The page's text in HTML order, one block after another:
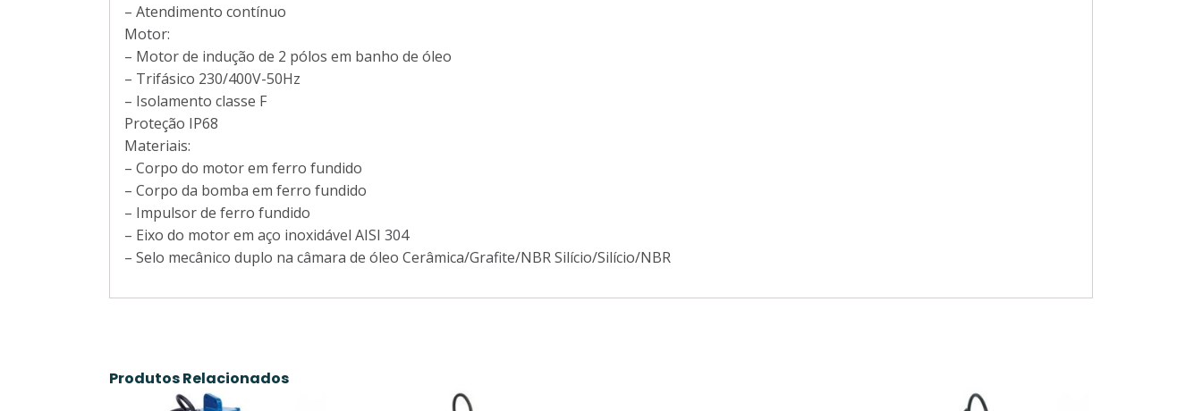
– Atendimento contínuo
Motor:
– Motor de indução de 2 pólos em banho de óleo
– Trifásico 230/400V-50Hz
– Isolamento classe F
Proteção IP68
Materiais:
– Corpo do motor em ferro fundido
– Corpo da bomba em ferro fundido
– Impulsor de ferro fundido
– Eixo do motor em aço inoxidável AISI 304
– Selo mecânico duplo na câmara de óleo Cerâmica/Grafite/NBR Silício/Silício/NBR
Produtos Relacionados